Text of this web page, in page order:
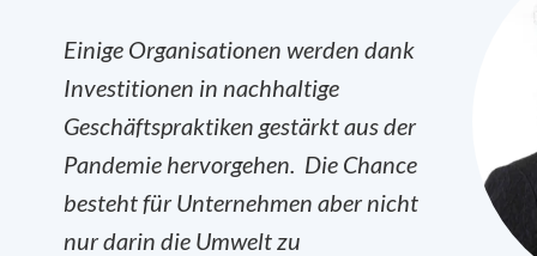
Einige Organisationen werden dank
Investitionen in nachhaltige
Geschäftspraktiken gestärkt aus der
Pandemie hervorgehen. Die Chance
besteht für Unternehmen aber nicht
nur darin die Umwelt zu